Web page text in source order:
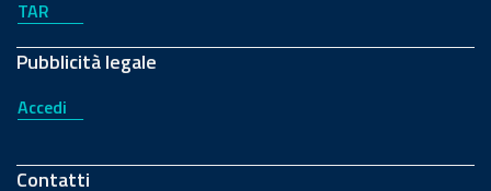
TAR
Pubblicità legale
Accedi
Contatti